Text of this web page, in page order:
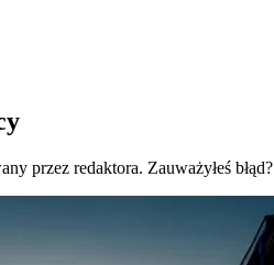
przez redaktora. Zauważyłeś błąd?